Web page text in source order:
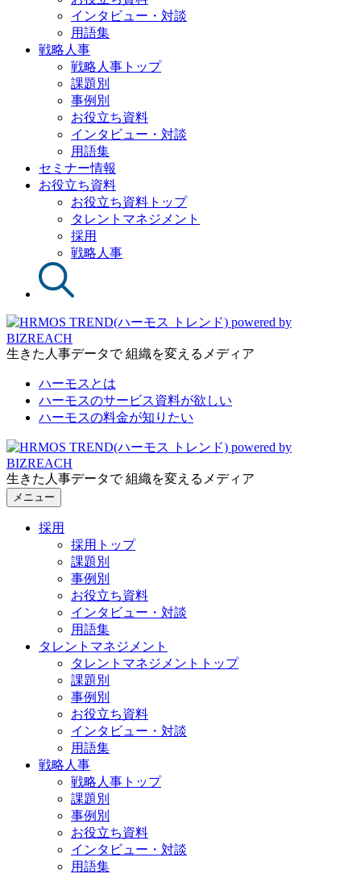
インタビュー・対談
用語集
戦略人事
戦略人事トップ
課題別
事例別
お役立ち資料
インタビュー・対談
用語集
セミナー情報
お役立ち資料
お役立ち資料トップ
タレントマネジメント
採用
戦略人事
生きた人事データで 組織を変えるメディア
ハーモスとは
ハーモスのサービス資料が欲しい
ハーモスの料金が知りたい
生きた人事データで 組織を変えるメディア
メニュー
採用
採用トップ
課題別
事例別
お役立ち資料
インタビュー・対談
用語集
タレントマネジメント
タレントマネジメントトップ
課題別
事例別
お役立ち資料
インタビュー・対談
用語集
戦略人事
戦略人事トップ
課題別
事例別
お役立ち資料
インタビュー・対談
用語集